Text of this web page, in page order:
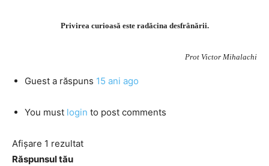
Privirea curioasă este radăcina desfrânării.
Prot Victor Mihalachi
Guest a răspuns 15 ani ago
You must login to post comments
Afișare 1 rezultat
Răspunsul tău